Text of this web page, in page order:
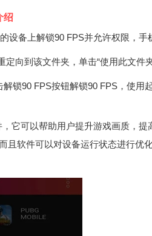
绍
设备上解锁90 FPS并允许权限，手
向到该文件夹，单击“使用此文件夹
锁90 FPS按钮解锁90 FPS，使用
它可以帮助用户提升游戏画质，提
且软件可以对设备运行状态进行优